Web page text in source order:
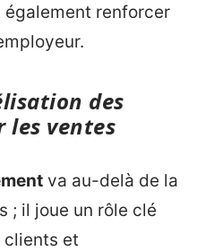
également renforcer
des
ventes
va au-delà de la
; il joue un rôle clé
clients et